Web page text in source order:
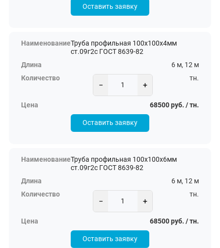
Оставить заявку
Труба профильная 100х100х4мм
ст.09г2с ГОСТ 8639-82
6 м, 12 м
− +
тн.
68500 руб. / тн.
Оставить заявку
Труба профильная 100х100х6мм
ст.09г2с ГОСТ 8639-82
6 м, 12 м
− +
тн.
68500 руб. / тн.
Оставить заявку